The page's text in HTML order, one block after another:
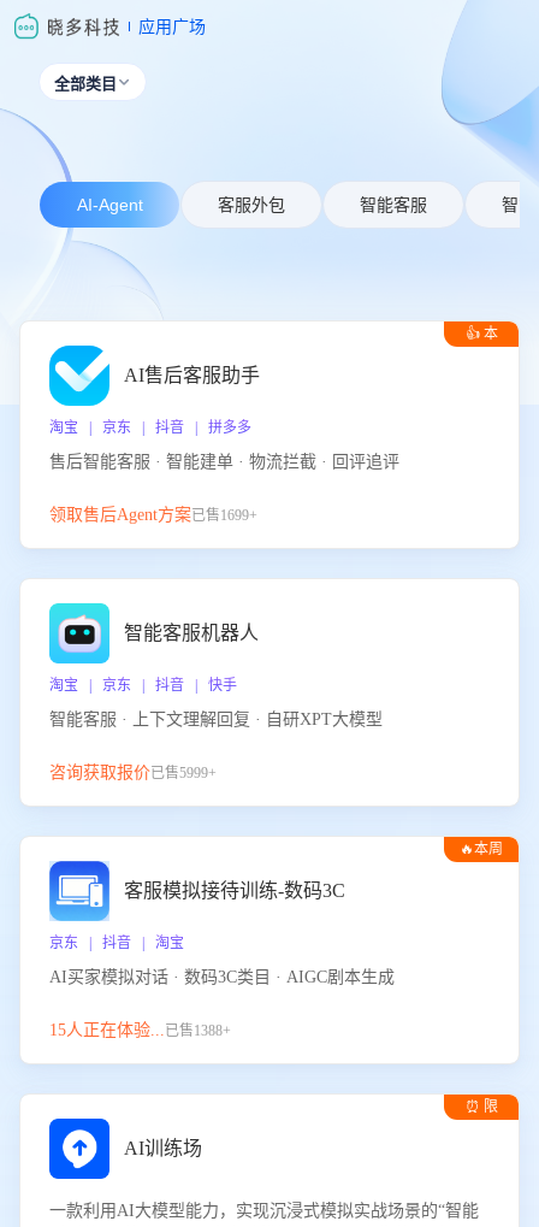
应用广场
全部类目 
AI-Agent 客服外包 智能客服 智能
👍 本
AI售后客服助手
淘宝 | 京东 | 抖音 | 拼多多
售后智能客服 · 智能建单 · 物流拦截 · 回评追评
领取售后Agent方案已售1699+
智能客服机器人
淘宝 | 京东 | 抖音 | 快手
智能客服 · 上下文理解回复 · 自研XPT大模型
咨询获取报价已售5999+
🔥本周
客服模拟接待训练-数码3C
京东 | 抖音 | 淘宝
AI买家模拟对话 · 数码3C类目 · AIGC剧本生成
15人正在体验...已售1388+
⏰ 限
AI训练场
一款利用AI大模型能力，实现沉浸式模拟实战场景的“智能